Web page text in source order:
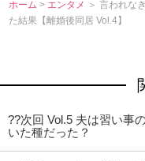
ホーム > エンタメ ＞ 言われな
た結果【離婚後同居 Vol.4】
??次回 Vol.5 夫は習い事
いた種だった？